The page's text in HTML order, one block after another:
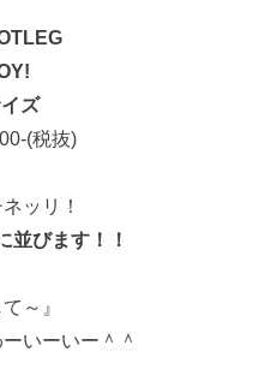
ズ
(税抜)
ッリ！
並びます！！
～』
いーいー＾＾